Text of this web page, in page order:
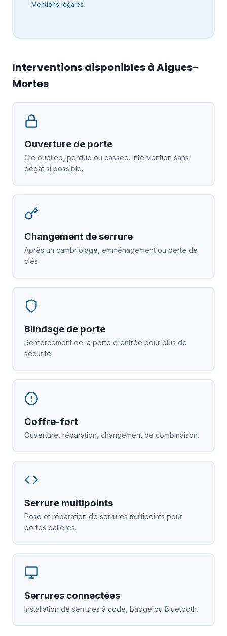
Mentions légales.
Interventions disponibles à Aigues-
Mortes
Ouverture de porte
Clé oubliée, perdue ou cassée. Intervention sans
dégât si possible.
Changement de serrure
Après un cambriolage, emménagement ou perte de
clés.
Blindage de porte
Renforcement de la porte d'entrée pour plus de
sécurité.
Coffre-fort
Ouverture, réparation, changement de combinaison.
Serrure multipoints
Pose et réparation de serrures multipoints pour
portes palières.
Serrures connectées
Installation de serrures à code, badge ou Bluetooth.